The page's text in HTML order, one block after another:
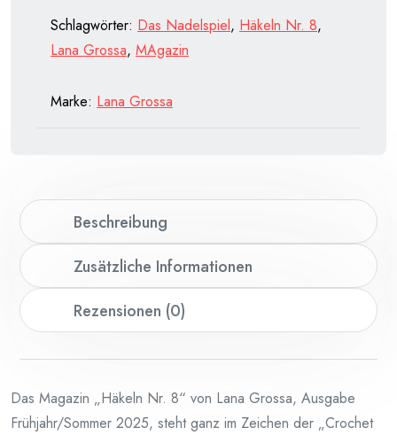
Schlagwörter: Das Nadelspiel, Häkeln Nr. 8,
Lana Grossa, MAgazin
Marke: Lana Grossa
Beschreibung
Zusätzliche Informationen
Rezensionen (0)
Das Magazin „Häkeln Nr. 8“ von Lana Grossa, Ausgabe
Frühjahr/Sommer 2025, steht ganz im Zeichen der „Crochet